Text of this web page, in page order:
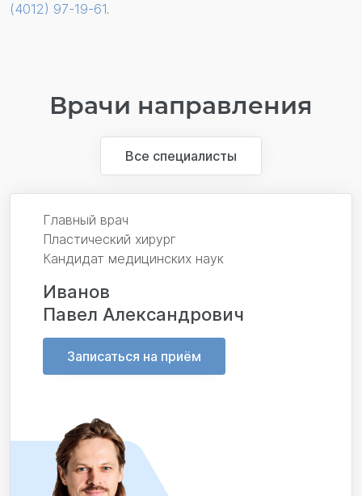
(4012) 97-19-61.
Врачи направления
Все специалисты
Главный врач
Пластический хирург
Кандидат медицинских наук
Иванов
Павел Александрович
Записаться на приём